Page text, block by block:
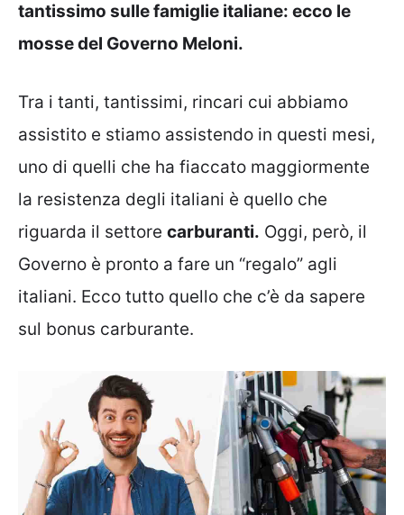
tantissimo sulle famiglie italiane: ecco le
mosse del Governo Meloni.
Tra i tanti, tantissimi, rincari cui abbiamo
assistito e stiamo assistendo in questi mesi,
uno di quelli che ha fiaccato maggiormente
la resistenza degli italiani è quello che
riguarda il settore carburanti. Oggi, però, il
Governo è pronto a fare un “regalo” agli
italiani. Ecco tutto quello che c’è da sapere
sul bonus carburante.